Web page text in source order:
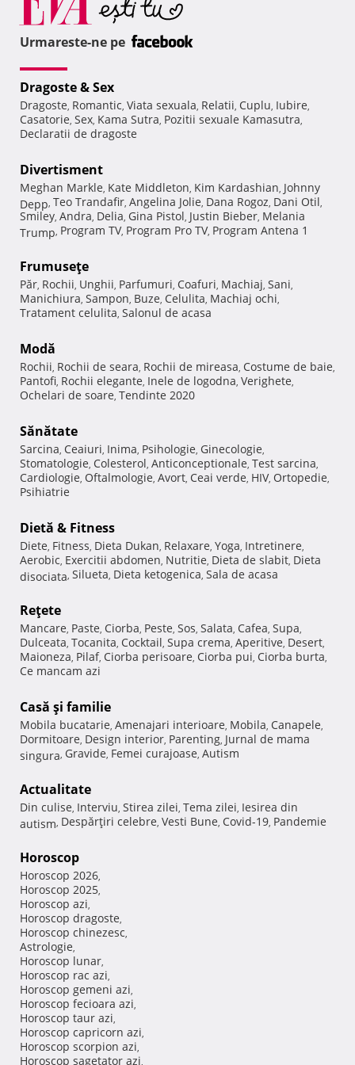
Urmareste-ne pe
Dragoste & Sex
Dragoste, Romantic, Viata sexuala, Relatii, Cuplu, Iubire,
Casatorie, Sex, Kama Sutra, Pozitii sexuale Kamasutra,
Declaratii de dragoste
Divertisment
Meghan Markle, Kate Middleton, Kim Kardashian, Johnny
Depp, Teo Trandafir, Angelina Jolie, Dana Rogoz, Dani Otil,
Smiley, Andra, Delia, Gina Pistol, Justin Bieber, Melania
Trump, Program TV, Program Pro TV, Program Antena 1
Frumuseţe
Păr, Rochii, Unghii, Parfumuri, Coafuri, Machiaj, Sani,
Manichiura, Sampon, Buze, Celulita, Machiaj ochi,
Tratament celulita, Salonul de acasa
Modă
Rochii, Rochii de seara, Rochii de mireasa, Costume de baie,
Pantofi, Rochii elegante, Inele de logodna, Verighete,
Ochelari de soare, Tendinte 2020
Sănătate
Sarcina, Ceaiuri, Inima, Psihologie, Ginecologie,
Stomatologie, Colesterol, Anticonceptionale, Test sarcina,
Cardiologie, Oftalmologie, Avort, Ceai verde, HIV, Ortopedie,
Psihiatrie
Dietă & Fitness
Diete, Fitness, Dieta Dukan, Relaxare, Yoga, Intretinere,
Aerobic, Exercitii abdomen, Nutritie, Dieta de slabit, Dieta
disociata, Silueta, Dieta ketogenica, Sala de acasa
Reţete
Mancare, Paste, Ciorba, Peste, Sos, Salata, Cafea, Supa,
Dulceata, Tocanita, Cocktail, Supa crema, Aperitive, Desert,
Maioneza, Pilaf, Ciorba perisoare, Ciorba pui, Ciorba burta,
Ce mancam azi
Casă şi familie
Mobila bucatarie, Amenajari interioare, Mobila, Canapele,
Dormitoare, Design interior, Parenting, Jurnal de mama
singura, Gravide, Femei curajoase, Autism
Actualitate
Din culise, Interviu, Stirea zilei, Tema zilei, Iesirea din
autism, Despărţiri celebre, Vesti Bune, Covid-19, Pandemie
Horoscop
Horoscop 2026,
Horoscop 2025,
Horoscop azi,
Horoscop dragoste,
Horoscop chinezesc,
Astrologie,
Horoscop lunar,
Horoscop rac azi,
Horoscop gemeni azi,
Horoscop fecioara azi,
Horoscop taur azi,
Horoscop capricorn azi,
Horoscop scorpion azi,
Horoscop sagetator azi,